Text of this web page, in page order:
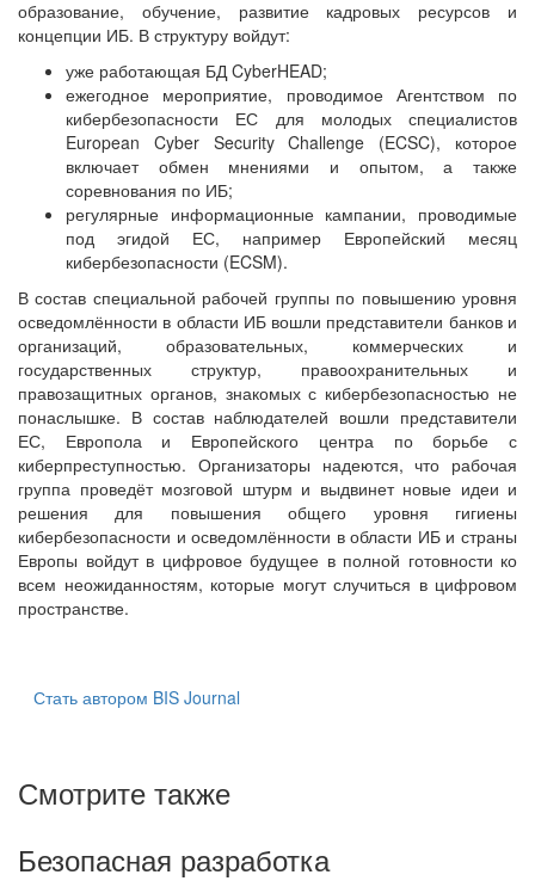
образование, обучение, развитие кадровых ресурсов и
концепции ИБ. В структуру войдут:
уже работающая БД CyberHEAD;
ежегодное мероприятие, проводимое Агентством по
кибербезопасности ЕС для молодых специалистов
European Cyber Security Challenge (ECSC), которое
включает обмен мнениями и опытом, а также
соревнования по ИБ;
регулярные информационные кампании, проводимые
под эгидой ЕС, например Европейский месяц
кибербезопасности (ECSM).
В состав специальной рабочей группы по повышению уровня
осведомлённости в области ИБ вошли представители банков и
организаций, образовательных, коммерческих и
государственных структур, правоохранительных и
правозащитных органов, знакомых с кибербезопасностью не
понаслышке. В состав наблюдателей вошли представители
ЕС, Европола и Европейского центра по борьбе с
киберпреступностью. Организаторы надеются, что рабочая
группа проведёт мозговой штурм и выдвинет новые идеи и
решения для повышения общего уровня гигиены
кибербезопасности и осведомлённости в области ИБ и страны
Европы войдут в цифровое будущее в полной готовности ко
всем неожиданностям, которые могут случиться в цифровом
пространстве.
Стать автором BIS Journal
Смотрите также
Безопасная разработка